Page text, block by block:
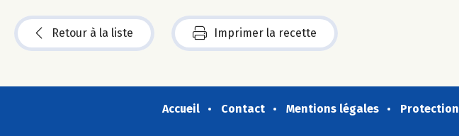
Retour à la liste Imprimer la recette
Accueil Contact Mentions légales